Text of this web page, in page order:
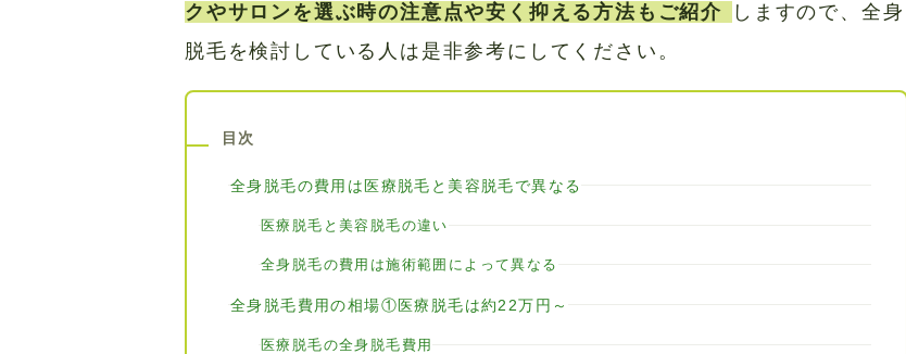
クやサロンを選ぶ時の注意点や安く抑える方法もご紹介
しますので、全身
脱毛を検討している人は是非参考にしてください。
目次
全身脱毛の費用は医療脱毛と美容脱毛で異なる
医療脱毛と美容脱毛の違い
全身脱毛の費用は施術範囲によって異なる
全身脱毛費用の相場①医療脱毛は約22万円～
医療脱毛の全身脱毛費用